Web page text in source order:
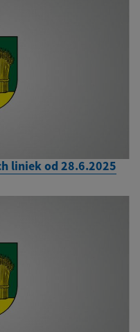
liniek od 28.6.2025